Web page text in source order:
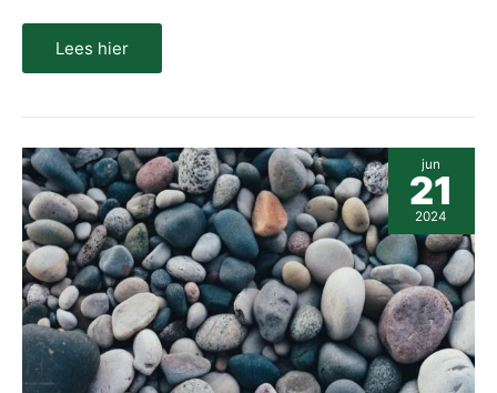
Lees hier
Wat
is
de
betekenis
van
wie
zonder
zonde
is
werpe
de
eerste
steen
jun
21
2024